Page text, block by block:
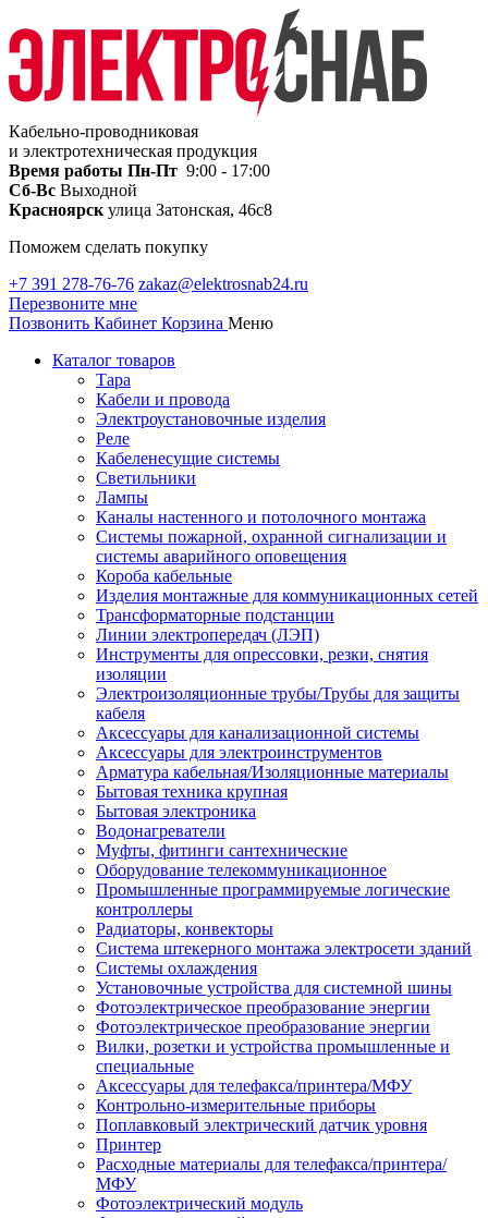
Кабельно-проводниковая
и электротехническая продукция
Время работы Пн-Пт 9:00 - 17:00
Сб-Вс Выходной
Красноярск улица Затонская, 46с8
Поможем сделать покупку
+7 391 278-76-76 zakaz@elektrosnab24.ru
Перезвоните мне
Позвонить Кабинет Корзина Меню
Каталог товаров
Тара
Кабели и провода
Электроустановочные изделия
Реле
Кабеленесущие системы
Светильники
Лампы
Каналы настенного и потолочного монтажа
Системы пожарной, охранной сигнализации и
системы аварийного оповещения
Короба кабельные
Изделия монтажные для коммуникационных сетей
Трансформаторные подстанции
Линии электропередач (ЛЭП)
Инструменты для опрессовки, резки, снятия
изоляции
Электроизоляционные трубы/Трубы для защиты
кабеля
Аксессуары для канализационной системы
Аксессуары для электроинструментов
Арматура кабельная/Изоляционные материалы
Бытовая техника крупная
Бытовая электроника
Водонагреватели
Муфты, фитинги сантехнические
Оборудование телекоммуникационное
Промышленные программируемые логические
контроллеры
Радиаторы, конвекторы
Система штекерного монтажа электросети зданий
Системы охлаждения
Установочные устройства для системной шины
Фотоэлектрическое преобразование энергии
Фотоэлектрическое преобразование энергии
Вилки, розетки и устройства промышленные и
специальные
Аксессуары для телефакса/принтера/МФУ
Контрольно-измерительные приборы
Поплавковый электрический датчик уровня
Принтер
Расходные материалы для телефакса/принтера/
МФУ
Фотоэлектрический модуль